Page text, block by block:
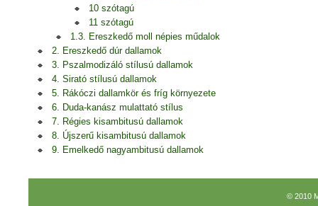
10 szótagú
11 szótagú
1.3. Ereszkedő moll népies műdalok
2. Ereszkedő dúr dallamok
3. Pszalmodizáló stílusú dallamok
4. Sirató stílusú dallamok
5. Rákóczi dallamkör és fríg környezete
6. Duda-kanász mulattató stílus
7. Régies kisambitusú dallamok
8. Újszerű kisambitusú dallamok
9. Emelkedő nagyambitusú dallamok
© 2010